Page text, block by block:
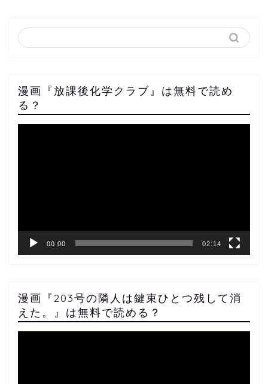
漫画『放課後化学クラブ』は無料で読め
る？
00:00 02:14
漫画『203号の隣人は鍵束ひとつ残して消
えた。』は無料で読める？